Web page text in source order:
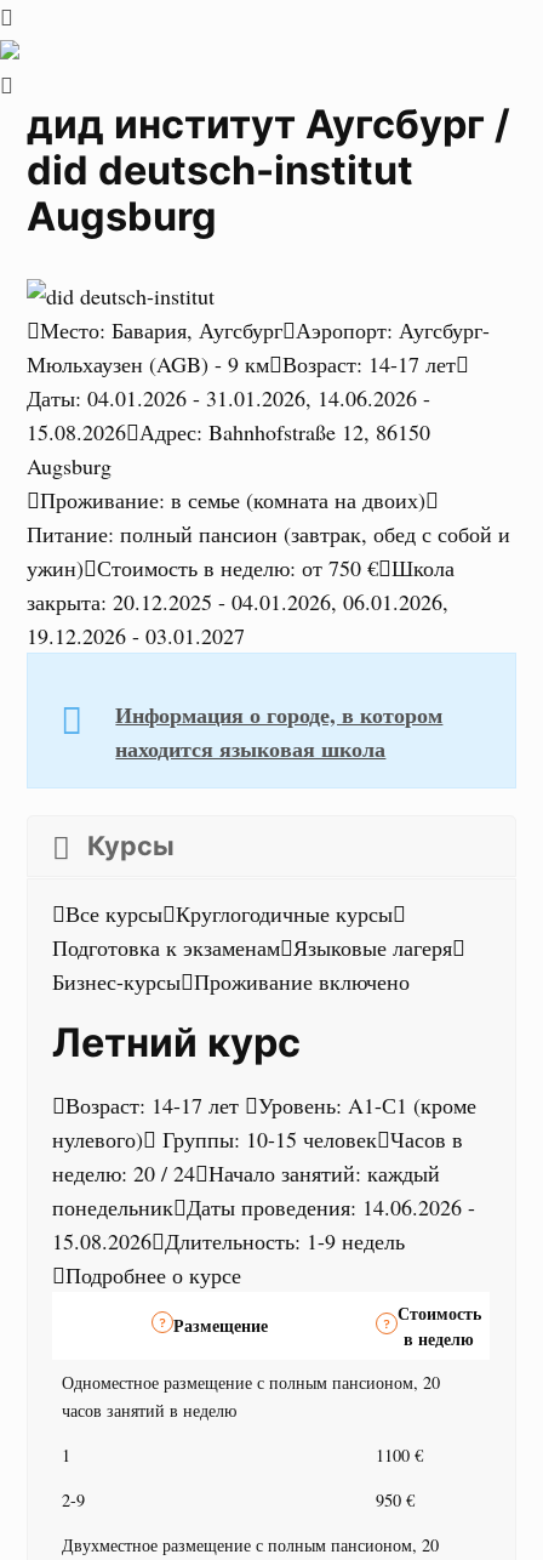
дид институт Аугсбург /
did deutsch-institut
Augsburg
Место:Бавария, Аугсбург Аэропорт:Аугсбург-
Мюльхаузен (AGB) - 9 км Возраст: 14-17 лет
Даты:04.01.2026 - 31.01.2026, 14.06.2026 -
15.08.2026 Адрес:Bahnhofstraße 12, 86150
Augsburg
Проживание:в семье (комната на двоих)
Питание:полный пансион (завтрак, обед с собой и
ужин) Стоимость в неделю:от 750 € Школа
закрыта:20.12.2025 - 04.01.2026, 06.01.2026,
19.12.2026 - 03.01.2027
Информация о городе, в котором
находится языковая школа
Курсы
Все курсы Круглогодичные курсы
Подготовка к экзаменам Языковые лагеря
Бизнес-курсы Проживание включено
Летний курс
Возраст: 14-17 лет
Уровень: A1-С1 (кроме
нулевого)
Группы: 10-15 человек Часов в
неделю: 20 / 24 Начало занятий: каждый
понедельник Даты проведения: 14.06.2026 -
15.08.2026 Длительность: 1-9 недель
Подробнее о курсе
Размещение
Стоимость
в неделю
Одноместное размещение с полным пансионом, 20
часов занятий в неделю
1
1100 €
2-9
950 €
Двухместное размещение с полным пансионом, 20